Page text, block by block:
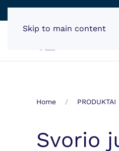
Skip to main content
Home PRODUKTAI
Svorio